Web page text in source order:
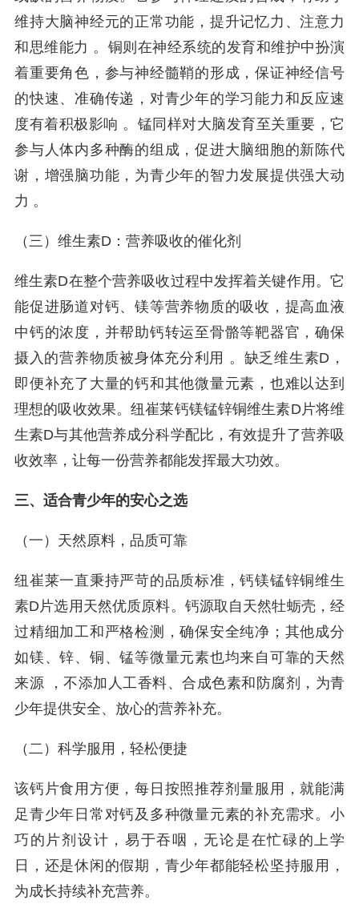
维持大脑神经元的正常功能，提升记忆力、注意力
和思维能力 。铜则在神经系统的发育和维护中扮演
着重要角色，参与神经髓鞘的形成，保证神经信号
的快速、准确传递，对青少年的学习能力和反应速
度有着积极影响 。锰同样对大脑发育至关重要，它
参与人体内多种酶的组成，促进大脑细胞的新陈代
谢，增强脑功能，为青少年的智力发展提供强大动
力 。
（三）维生素D：营养吸收的催化剂
维生素D在整个营养吸收过程中发挥着关键作用。它
能促进肠道对钙、镁等营养物质的吸收，提高血液
中钙的浓度，并帮助钙转运至骨骼等靶器官，确保
摄入的营养物质被身体充分利用 。缺乏维生素D，
即便补充了大量的钙和其他微量元素，也难以达到
理想的吸收效果。纽崔莱钙镁锰锌铜维生素D片将维
生素D与其他营养成分科学配比，有效提升了营养吸
收效率，让每一份营养都能发挥最大功效。
三、适合青少年的安心之选
（一）天然原料，品质可靠
纽崔莱一直秉持严苛的品质标准，钙镁锰锌铜维生
素D片选用天然优质原料。钙源取自天然牡蛎壳，经
过精细加工和严格检测，确保安全纯净；其他成分
如镁、锌、铜、锰等微量元素也均来自可靠的天然
来源 ，不添加人工香料、合成色素和防腐剂，为青
少年提供安全、放心的营养补充。
（二）科学服用，轻松便捷
该钙片食用方便，每日按照推荐剂量服用，就能满
足青少年日常对钙及多种微量元素的补充需求。小
巧的片剂设计，易于吞咽，无论是在忙碌的上学
日，还是休闲的假期，青少年都能轻松坚持服用，
为成长持续补充营养。